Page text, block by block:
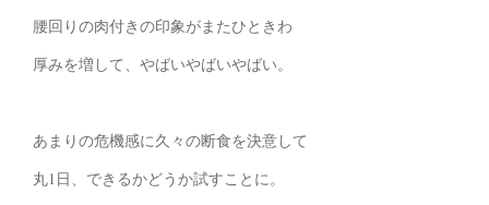
腰回りの肉付きの印象がまたひときわ
厚みを増して、やばいやばいやばい。
あまりの危機感に久々の断食を決意して
丸1日、できるかどうか試すことに。